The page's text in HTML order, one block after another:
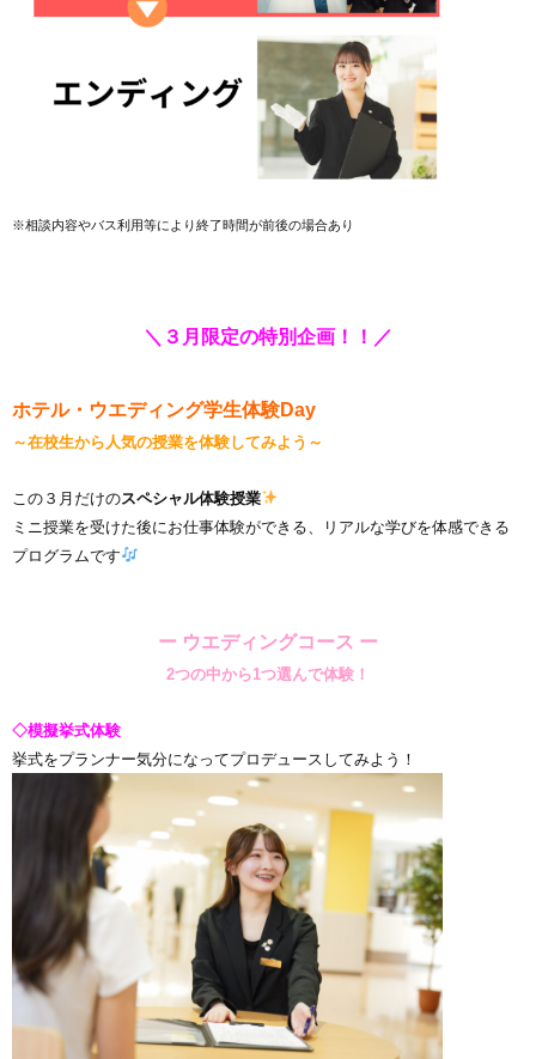
※相談内容やバス利用等により終了時間が前後の場合あり
＼３ 月限定の特別企画！！ ／
ホテル・ウエディング学生体験Day
～在校生から人気の授業を体験してみよう～
この３月だけのスペシャル体験授業
ミニ授業を受けた後にお仕事体験ができる、リアルな学びを体感できる
プログラムです
ー ウエディングコース ー
2つの中から1つ選んで体験！
◇模擬挙式体験
挙式をプランナー気分になってプロデュースしてみよう！